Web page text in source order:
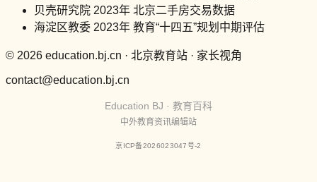
贝壳研究院 2023年 北京二手房交易数据
海淀区教委 2023年 教育“十四五”规划中期评估
© 2026 education.bj.cn · 北京教育站 · 家长视角
contact@education.bj.cn
Education BJ · 教育百科
中外教育资讯编辑站
京ICP备2026023047号-2